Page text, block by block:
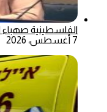
الفلسطينية صهباء
7 أغسطس، 2026